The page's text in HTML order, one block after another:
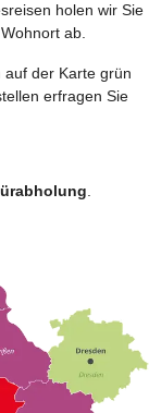
holen wir Sie
ab.
auf der Karte grün
erfragen Sie
.